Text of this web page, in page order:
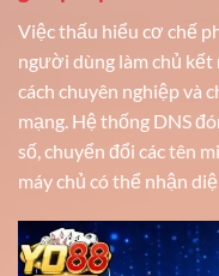
Việc thấu hiểu cơ chế
người dùng làm chủ
cách chuyên nghiệp và
mạng. Hệ thống DNS
số, chuyển đổi các tên
máy chủ có thể nhận